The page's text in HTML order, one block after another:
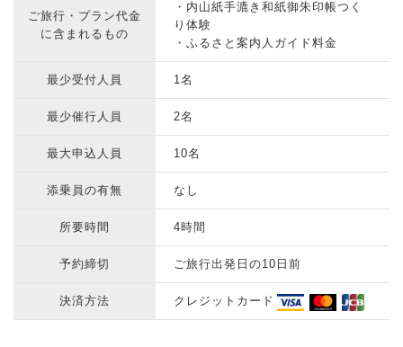
ご旅行・プラン代金
に含まれるもの
・内山紙手漉き和紙御朱印帳つく
り体験
・ふるさと案内人ガイド料金
最少受付人員 1名
最少催行人員 2名
最大申込人員 10名
添乗員の有無 なし
所要時間 4時間
予約締切 ご旅行出発日の10日前
決済方法 クレジットカード